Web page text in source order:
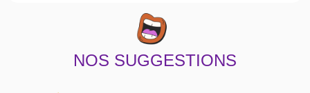
NOS SUGGESTIONS